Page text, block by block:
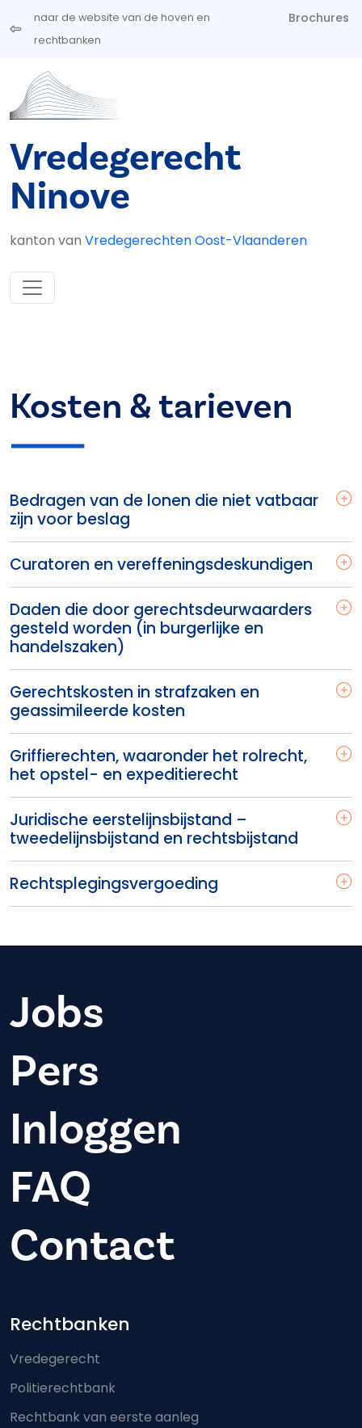
Overslaan en naar de inhoud gaan
naar de website van de hoven en
rechtbanken
Brochures
Vredegerecht
Ninove
kanton van Vredegerechten Oost-Vlaanderen
Kosten & tarieven
Bedragen van de lonen die niet vatbaar
zijn voor beslag
Curatoren en vereffeningsdeskundigen
Daden die door gerechtsdeurwaarders
gesteld worden (in burgerlijke en
handelszaken)
Gerechtskosten in strafzaken en
geassimileerde kosten
Griffierechten, waaronder het rolrecht,
het opstel- en expeditierecht
Juridische eerstelijnsbijstand –
tweedelijnsbijstand en rechtsbijstand
Rechtsplegingsvergoeding
Jobs
Pers
Inloggen
FAQ
Contact
Footer-menu
Rechtbanken
Vredegerecht
Politierechtbank
Rechtbank van eerste aanleg